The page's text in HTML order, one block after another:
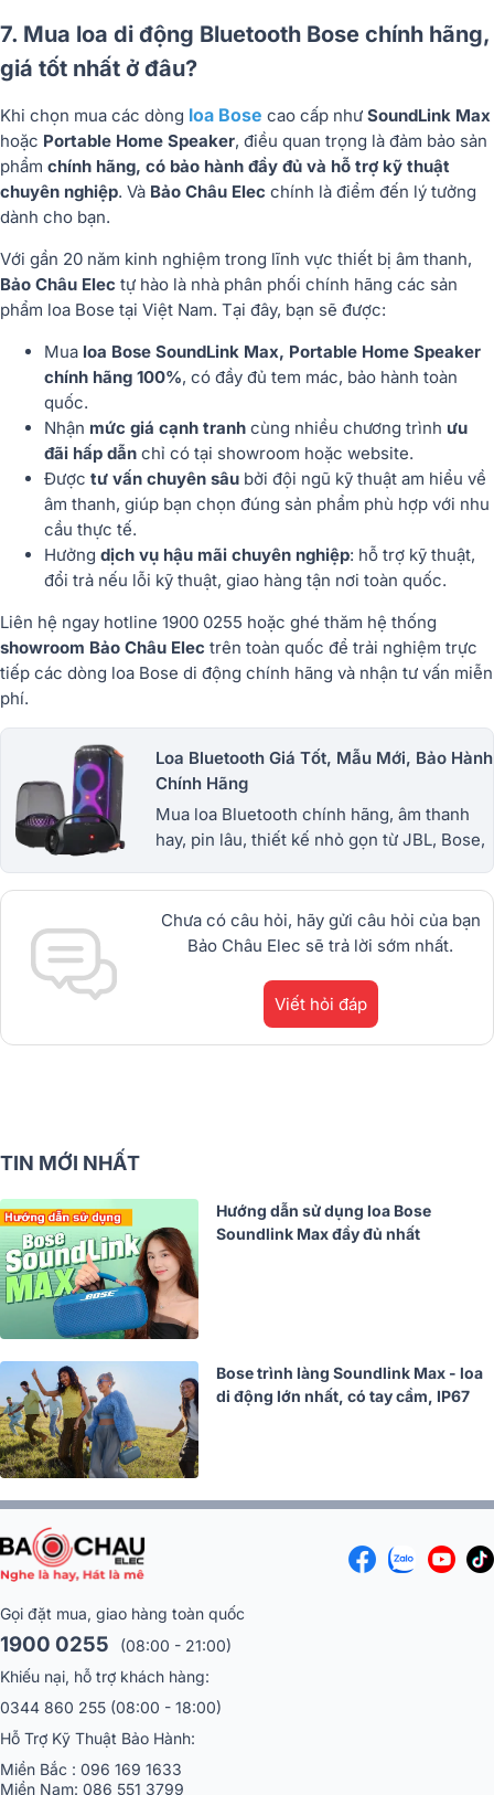
7. Mua loa di động Bluetooth Bose chính hãng,
giá tốt nhất ở đâu?
Khi chọn mua các dòng loa Bose cao cấp như SoundLink Max
hoặc Portable Home Speaker, điều quan trọng là đảm bảo sản
phẩm chính hãng, có bảo hành đầy đủ và hỗ trợ kỹ thuật
chuyên nghiệp. Và Bảo Châu Elec chính là điểm đến lý tưởng
dành cho bạn.
Với gần 20 năm kinh nghiệm trong lĩnh vực thiết bị âm thanh,
Bảo Châu Elec tự hào là nhà phân phối chính hãng các sản
phẩm loa Bose tại Việt Nam. Tại đây, bạn sẽ được:
Mua loa Bose SoundLink Max, Portable Home Speaker
chính hãng 100%, có đầy đủ tem mác, bảo hành toàn
quốc.
Nhận mức giá cạnh tranh cùng nhiều chương trình ưu
đãi hấp dẫn chỉ có tại showroom hoặc website.
Được tư vấn chuyên sâu bởi đội ngũ kỹ thuật am hiểu về
âm thanh, giúp bạn chọn đúng sản phẩm phù hợp với nhu
cầu thực tế.
Hưởng dịch vụ hậu mãi chuyên nghiệp: hỗ trợ kỹ thuật,
đổi trả nếu lỗi kỹ thuật, giao hàng tận nơi toàn quốc.
Liên hệ ngay hotline 1900 0255 hoặc ghé thăm hệ thống
showroom Bảo Châu Elec trên toàn quốc để trải nghiệm trực
tiếp các dòng loa Bose di động chính hãng và nhận tư vấn miễn
phí.
Loa Bluetooth Giá Tốt, Mẫu Mới, Bảo Hành
Chính Hãng
Mua loa Bluetooth chính hãng, âm thanh
hay, pin lâu, thiết kế nhỏ gọn từ JBL, Bose,
tốt, bảo hành uy tín. 1900.0255
Chưa có câu hỏi, hãy gửi câu hỏi của bạn
Bảo Châu Elec sẽ trả lời sớm nhất.
Viết hỏi đáp
TIN MỚI NHẤT
Hướng dẫn sử dụng loa Bose
Soundlink Max đầy đủ nhất
Bose trình làng Soundlink Max - loa
di động lớn nhất, có tay cầm, IP67
Gọi đặt mua, giao hàng toàn quốc
1900 0255
(08:00 - 21:00)
Khiếu nại, hỗ trợ khách hàng:
0344 860 255 (08:00 - 18:00)
Hỗ Trợ Kỹ Thuật Bảo Hành:
Miền Bắc : 096 169 1633
Miền Nam: 086 551 3799